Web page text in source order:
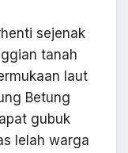
sejenak
tanah
laut
Betung
gubuk
lelah warga